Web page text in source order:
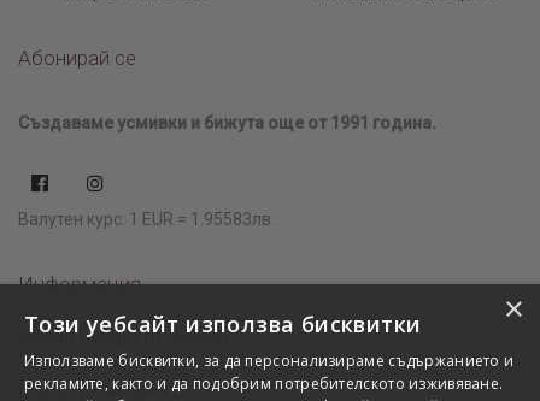
Абонирай се
Създаваме усмивки и бижута още от 1991 година.
Валутен курс: 1 EUR = 1.95583лв.
Информация
Имаш нужда от помощ?
Къде да ни намерите?
×
Този уебсайт използва бисквитки
Използваме бисквитки, за да персонализираме съдържанието и
рекламите, както и да подобрим потребителското изживяване.